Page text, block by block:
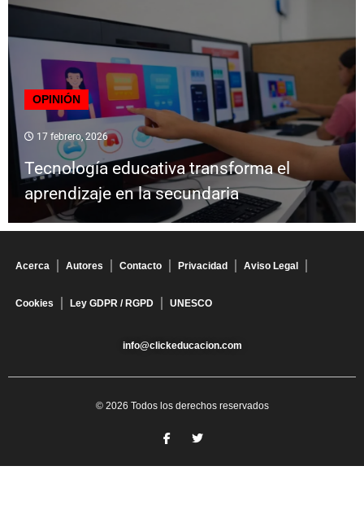
OPINIÓN
17 febrero, 2026
Tecnología educativa transforma el
aprendizaje en la secundaria
Acerca Autores Contacto Privacidad Aviso Legal
Cookies Ley GDPR / RGPD UNESCO
info@clickeducacion.com
© 2026 Todos los derechos reservados